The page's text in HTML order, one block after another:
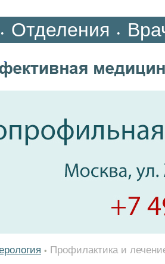
• Отделения •
• Профилактика и